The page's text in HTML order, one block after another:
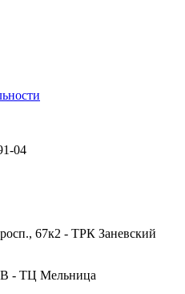
04
67к2 - ТРК Заневский
- ТЦ Мельница